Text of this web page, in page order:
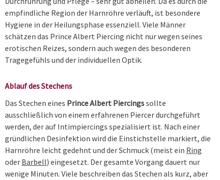
empfindliche Region der Harnröhre verläuft, ist besondere
Hygiene in der Heilungsphase essenziell. Viele Männer
schätzen das Prince Albert Piercing nicht nur wegen seines
erotischen Reizes, sondern auch wegen des besonderen
Tragegefühls und der individuellen Optik.
Ablauf des Stechens
Das Stechen eines Prince Albert Piercingssollte
ausschließlich von einem erfahrenen Piercer durchgeführt
werden, der auf Intimpiercings spezialisiert ist. Nach einer
gründlichen Desinfektion wird die Einstichstelle markiert, die
Harnröhre leicht gedehnt und der Schmuck (meist ein Ring
oder Barbell) eingesetzt. Der gesamte Vorgang dauert nur
wenige Minuten. Viele beschreiben das Stechen als kurz, aber